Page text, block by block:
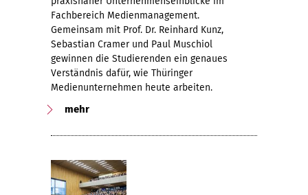
Fachbereich Medienmanagement.
Gemeinsam mit Prof. Dr. Reinhard Kunz,
Sebastian Cramer und Paul Muschiol
gewinnen die Studierenden ein genaues
Verständnis dafür, wie Thüringer
Medienunternehmen heute arbeiten.
mehr